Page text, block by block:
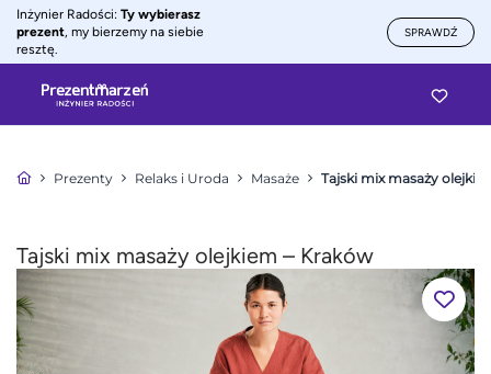
Inżynier Radości: Ty wybierasz
prezent, my bierzemy na siebie
resztę.
SPRAWDŹ
Prezenty Relaks i Uroda Masaże Tajski mix masaży
Tajski mix masaży olejkiem – Kraków